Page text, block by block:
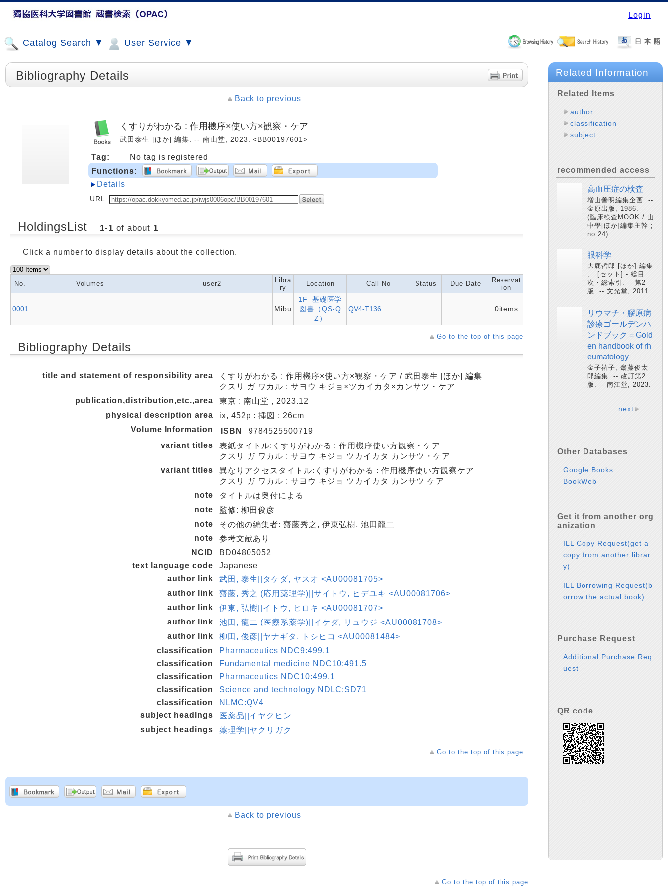
Login
Catalog Search ▼ User Service ▼
Bibliography Details
Back to previous
くすりがわかる : 作用機序×使い方×観察・ケア
武田泰生 [ほか] 編集. -- 南山堂, 2023. <BB00197601>
Tag:
No tag is registered
Functions:
Details
URL:
HoldingsList 1-1 of about 1
Click a number to display details about the collection.
No. Volumes user2
Libra
ry
Location Call No Status Due Date
Reservat
ion
0001 Mibu
1F_基礎医学
図書（QS-Q
Z）
QV4-T136 0items
Go to the top of this page
Bibliography Details
title and statement of responsibility area
くすりがわかる : 作用機序×使い方×観察・ケア / 武田泰生 [ほか] 編集
クスリ ガ ワカル : サヨウ キジョ×ツカイカタ×カンサツ・ケア
publication,distribution,etc.,area
東京 : 南山堂 , 2023.12
physical description area
ix, 452p : 挿図 ; 26cm
Volume Information
ISBN
9784525500719
variant titles
表紙タイトル:くすりがわかる : 作用機序使い方観察・ケア
クスリ ガ ワカル : サヨウ キジョ ツカイカタ カンサツ・ケア
variant titles
異なりアクセスタイトル:くすりがわかる : 作用機序使い方観察ケア
クスリ ガ ワカル : サヨウ キジョ ツカイカタ カンサツ ケア
note
タイトルは奥付による
note
監修: 柳田俊彦
note
その他の編集者: 齋藤秀之, 伊東弘樹, 池田龍二
note
参考文献あり
NCID
BD04805052
text language code
Japanese
author link
武田, 泰生||タケダ, ヤスオ <AU00081705>
author link
齋藤, 秀之 (応用薬理学)||サイトウ, ヒデユキ <AU00081706>
author link
伊東, 弘樹||イトウ, ヒロキ <AU00081707>
author link
池田, 龍二 (医療系薬学)||イケダ, リュウジ <AU00081708>
author link
柳田, 俊彦||ヤナギタ, トシヒコ <AU00081484>
classification
Pharmaceutics NDC9:499.1
classification
Fundamental medicine NDC10:491.5
classification
Pharmaceutics NDC10:499.1
classification
Science and technology NDLC:SD71
classification
NLMC:QV4
subject headings
医薬品||イヤクヒン
subject headings
薬理学||ヤクリガク
Go to the top of this page
Back to previous
Go to the top of this page
Related Information
Related Items
author
classification
subject
recommended access
高血圧症の検査
増山善明編集企画. --
金原出版, 1986. --
(臨床検査MOOK / 山
中學[ほか]編集主幹 ;
no.24).
眼科学
大鹿哲郎 [ほか] 編集
; : [セット] - 総目
次・総索引. -- 第2
版. -- 文光堂, 2011.
リウマチ・膠原病
診療ゴールデンハ
ンドブック = Gold
en handbook of rh
eumatology
金子祐子, 齋藤俊太
郎編集. -- 改訂第2
版. -- 南江堂, 2023.
next
Other Databases
Google Books
BookWeb
Get it from another org
anization
ILL Copy Request(get a
copy from another librar
y)
ILL Borrowing Request(b
orrow the actual book)
Purchase Request
Additional Purchase Req
uest
QR code